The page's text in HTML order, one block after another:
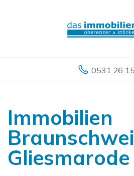
0531 26
Immobilien
Gliesmarode